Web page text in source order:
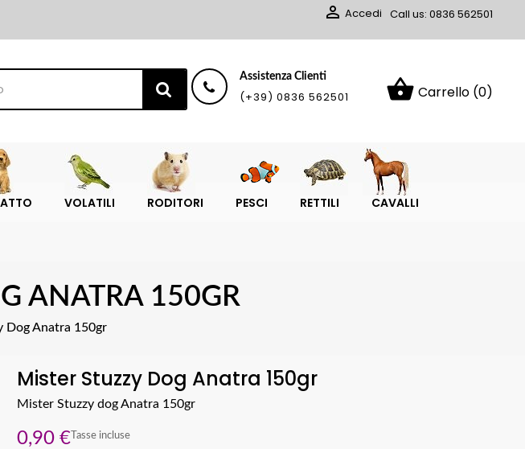
 Accedi Call us: 0836 562501
shopping_basket Carrello (0)
Assistenza Clienti
(+39) 0836 562501
VOLATILI RODITORI PESCI RETTILI CAVALLI
ANATRA 150GR
Dog Anatra 150gr
Mister Stuzzy Dog Anatra 150gr
Mister Stuzzy dog Anatra 150gr
0,90 € Tasse incluse